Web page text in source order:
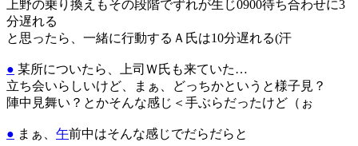
上野の乗り換えもその段階でずれが生じ0900待ち合わせに3
分遅れる
と思ったら、一緒に行動するＡ氏は10分遅れる(汗
● 某所についたら、上司Ｗ氏も来ていた…
立ち会いらしいけど、まぁ、どっちかというと様子見？
陣中見舞い？とかそんな感じ＜手ぶらだったけど（ぉ
● まぁ、 午前中はそんな感じでだらだらと